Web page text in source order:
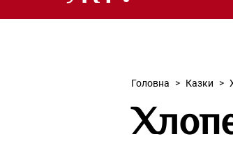
Головна > Казки >